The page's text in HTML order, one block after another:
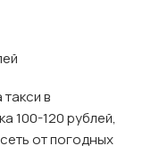
в
100-120 рублей,
от погодных